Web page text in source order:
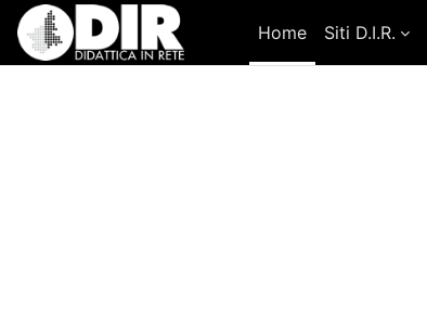
Vai al contenuto principale
Home
Siti D.I.R.